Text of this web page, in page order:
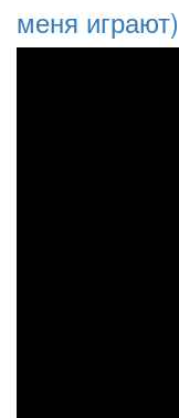
меня играют)